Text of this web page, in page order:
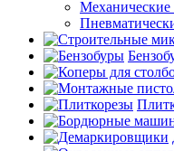
Механические